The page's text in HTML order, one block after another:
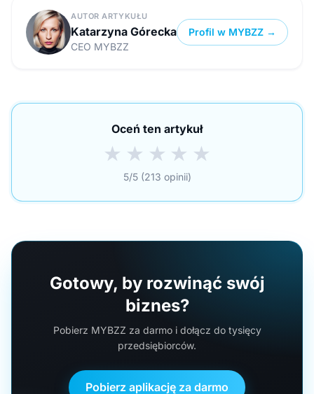
AUTOR ARTYKUŁU
Katarzyna Górecka
CEO MYBZZ
Profil w MYBZZ →
Oceń ten artykuł
★ ★ ★ ★ ★
5/5 (213 opinii)
Gotowy, by rozwinąć swój
biznes?
Pobierz MYBZZ za darmo i dołącz do tysięcy
przedsiębiorców.
Pobierz aplikację za darmo